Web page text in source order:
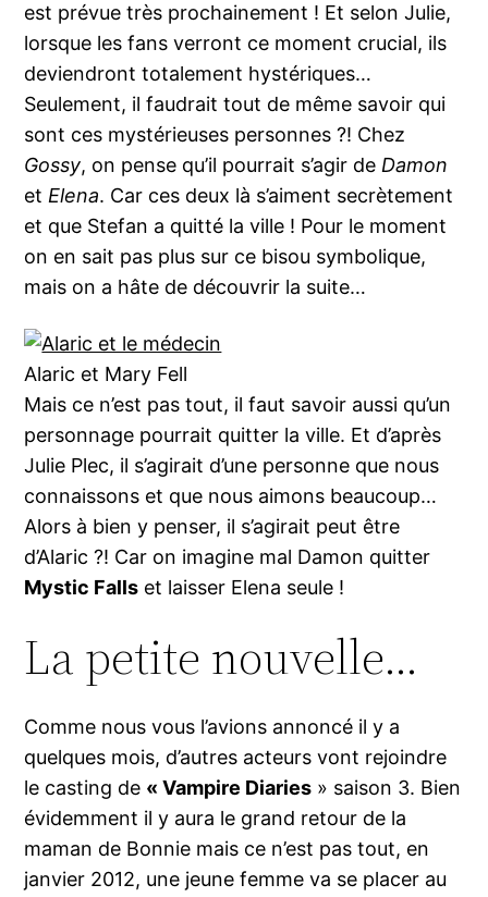
est prévue très prochainement ! Et selon Julie,
lorsque les fans verront ce moment crucial, ils
deviendront totalement hystériques…
Seulement, il faudrait tout de même savoir qui
sont ces mystérieuses personnes ?! Chez
Gossy, on pense qu’il pourrait s’agir deDamon
etElena. Car ces deux là s’aiment secrètement
et que Stefan a quitté la ville ! Pour le moment
on en sait pas plus sur ce bisou symbolique,
mais on a hâte de découvrir la suite…
Alaric et Mary Fell
Mais ce n’est pas tout, il faut savoir aussi qu’un
personnage pourrait quitter la ville. Et d’après
Julie Plec, il s’agirait d’une personne que nous
connaissons et que nous aimons beaucoup…
Alors à bien y penser, il s’agirait peut être
d’Alaric ?! Car on imagine mal Damon quitter
Mystic Falls et laisser Elena seule !
La petite nouvelle…
Comme nous vous l’avions annoncé il y a
quelques mois, d’autres acteurs vont rejoindre
le casting de « Vampire Diaries » saison 3. Bien
évidemment il y aura le grand retour de la
maman de Bonnie mais ce n’est pas tout, en
janvier 2012, une jeune femme va se placer au